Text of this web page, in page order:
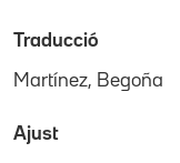
Traducció
Martínez, Begoña
Ajust